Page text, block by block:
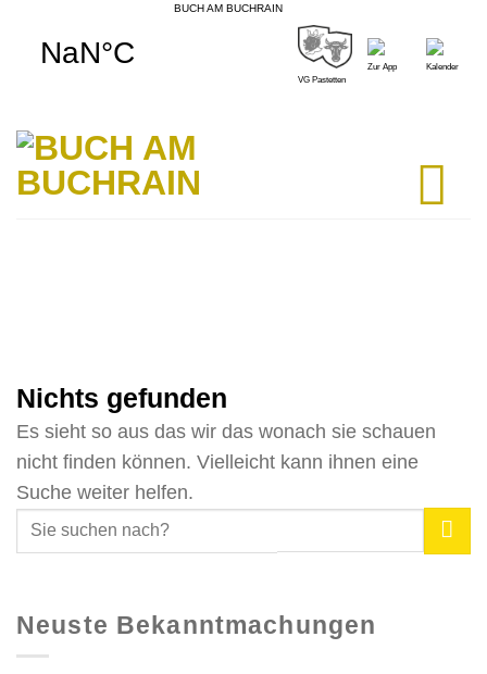
BUCH AM BUCHRAIN
VG Pastetten
Zur App Kalender
Nichts gefunden
Es sieht so aus das wir das wonach sie schauen
nicht finden können. Vielleicht kann ihnen eine
Suche weiter helfen.
Neuste Bekanntmachungen